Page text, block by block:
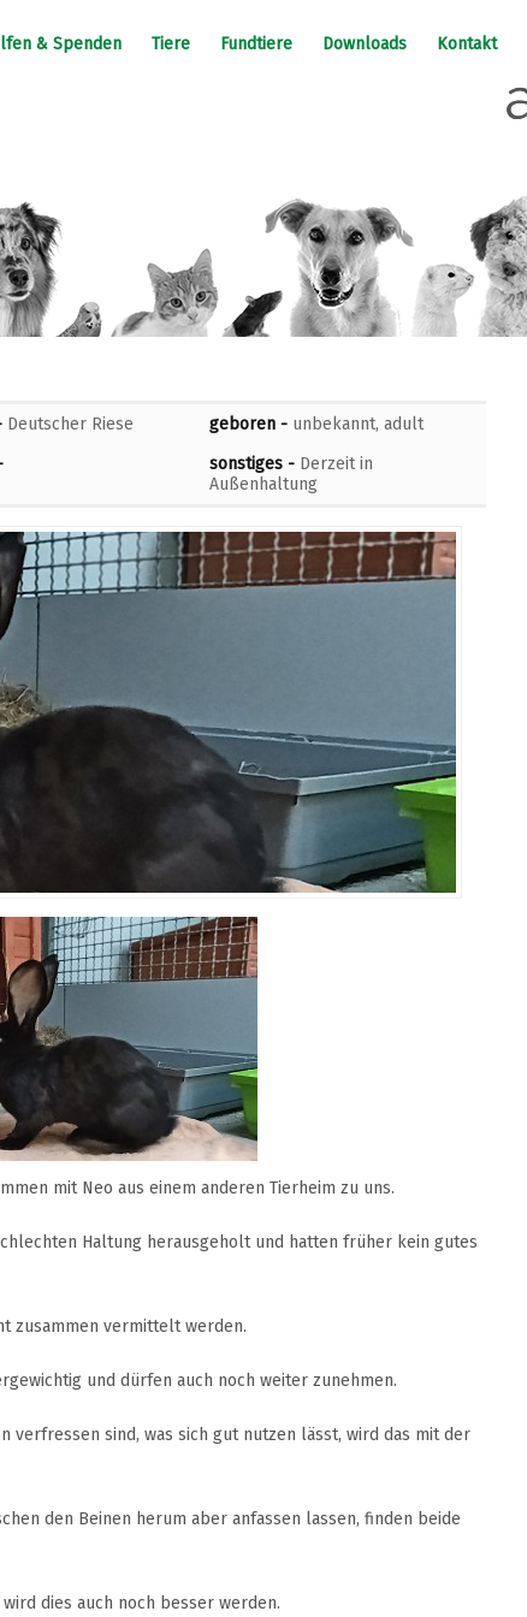
& Spenden Tiere Fundtiere Downloads Kontakt
Deutscher Riese geboren - unbekannt, adult
sonstiges - Derzeit in
Außenhaltung
mit Neo aus einem anderen Tierheim zu uns.
Haltung herausgeholt und hatten früher kein gutes
zusammen vermittelt werden.
und dürfen auch noch weiter zunehmen.
verfressen sind, was sich gut nutzen lässt, wird das mit der
den Beinen herum aber anfassen lassen, finden beide
dies auch noch besser werden.